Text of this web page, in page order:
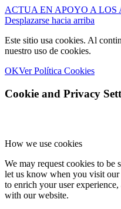
ACTUA EN APOYO A
Desplazarse hacia arriba
Este sitio usa cookies. Al
nuestro uso de cookies.
OKVer Política Cookies
Cookie and Privacy
How we use cookies
We may request cookies to be
let us know when you visit
to enrich your user
with our website.